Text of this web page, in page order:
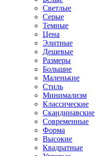
Светлые
Серые
Темные
Цена
Элитные
Дешевые
Размеры
Большие
Маленькие
Стиль
Минимализм
Классические
Скандинавские
Современные
Форма
Высокие
Квадратные